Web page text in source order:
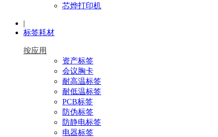
芯烨打印机
|
标签耗材
按应用
资产标签
会议胸卡
耐高温标签
耐低温标签
PCB标签
防伪标签
防静电标签
电器标签